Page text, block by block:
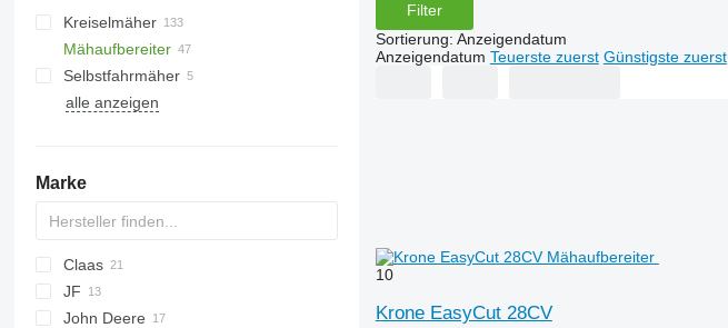
Kreiselmäher
Mähaufbereiter
Selbstfahrmäher
alle anzeigen
Marke
Claas
Direct Disc
Disco
SM
Slicer
JF
John Deere
Filter
Sortierung: Anzeigendatum
Anzeigendatum Teuerste zuerst Günstigste zuerst
10
Krone EasyCut 28CV